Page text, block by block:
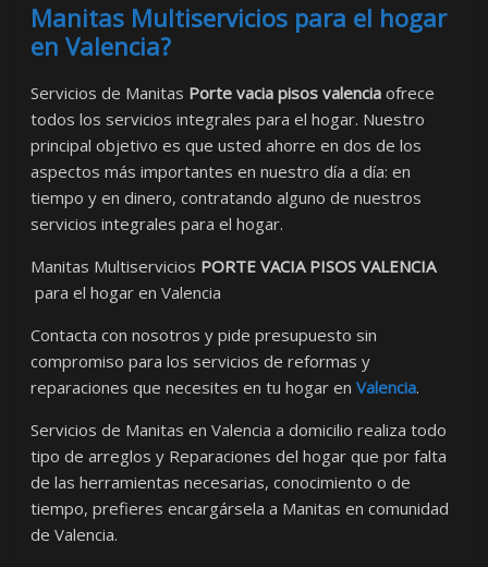
Manitas Multiservicios para el hogar
en Valencia?
Servicios de Manitas Porte vacia pisos valencia ofrece
todos los servicios integrales para el hogar. Nuestro
principal objetivo es que usted ahorre en dos de los
aspectos más importantes en nuestro día a día: en
tiempo y en dinero, contratando alguno de nuestros
servicios integrales para el hogar.
Manitas Multiservicios PORTE VACIA PISOS VALENCIA
para el hogar en Valencia
Contacta con nosotros y pide presupuesto sin
compromiso para los servicios de reformas y
reparaciones que necesites en tu hogar enValencia.
Servicios de Manitas en Valencia a domicilio realiza todo
tipo de arreglos y Reparaciones del hogar que por falta
de las herramientas necesarias, conocimiento o de
tiempo, prefieres encargársela a Manitas en comunidad
de Valencia.